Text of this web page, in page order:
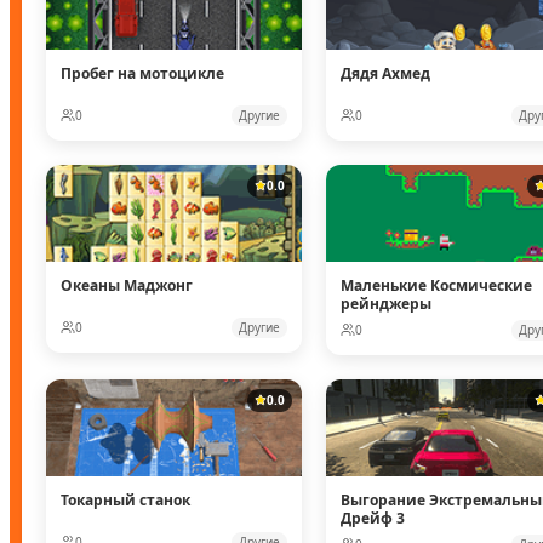
Пробег на мотоцикле
0 Другие
Дядя Ахмед
0
0.0
Океаны Маджонг
0 Другие
Маленькие Космические
рейнджеры
0
0.0
Токарный станок
Выгорание
Дрейф 3